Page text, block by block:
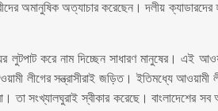
অমানুষিক অত্যাচার করেছেন। দলীয়
লুটপাট করে নাম দিচ্ছেন সাধারণ মানুষের। এই
লীগের সন্ত্রাসীরাই জড়িত। ইতিমধ্যে আওয়ামী
তা সংখ্যালঘুরাই স্বীকার করেছে। বাংলাদেশের